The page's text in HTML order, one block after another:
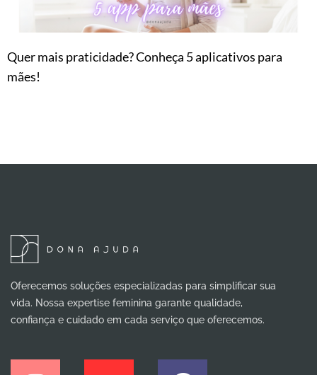
Quer mais praticidade? Conheça 5 aplicativos para
mães!
Oferecemos soluções especializadas para simplificar sua
vida. Nossa expertise feminina garante qualidade,
confiança e cuidado em cada serviço que oferecemos.